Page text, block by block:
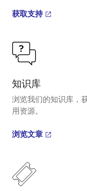
获取支持
知识库
浏览我们的知识库，
用资源。
浏览文章